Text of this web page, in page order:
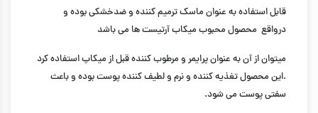
قابل استفاده به عنوان ماسک ترمیم کننده و ضدخشکی بوده و
درواقع محصول محبوب میکاب آرتیست ها می باشد
میتوان از آن به عنوان پرایمر و مرطوب کننده قبل از میکاپ استفاده کرد
.این محصول تغذیه کننده و نرم و لطیف کننده پوست بوده و باعث
سفتی پوست می شود.